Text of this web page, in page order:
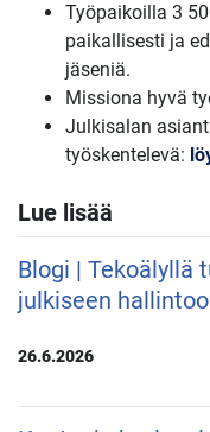
Työpaikoilla 3
paikallisesti ja
jäseniä.
Missiona hyvä
Julkisalan
työskentelevä:
Lue lisää
Blogi | Tekoälyllä
julkiseen
26.6.2026